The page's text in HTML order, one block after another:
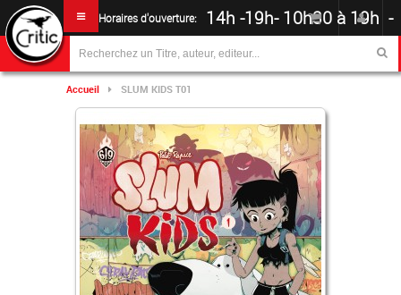
Horaires d'ouverture: 14h -19h- 10h30 à 19h -
Accueil SLUM KIDS T01